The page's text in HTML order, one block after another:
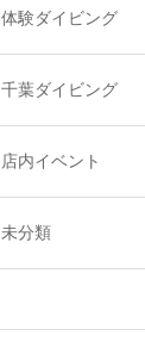
体験ダイビング
千葉ダイビング
店内イベント
未分類